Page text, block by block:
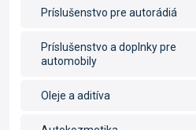
Príslušenstvo pre autorádiá
Príslušenstvo a doplnky pre
automobily
Oleje a aditíva